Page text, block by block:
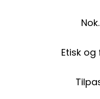
Etisk